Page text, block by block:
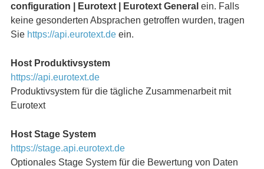
configuration | Eurotext | Eurotext General ein. Falls
keine gesonderten Absprachen getroffen wurden, tragen
Sie https://api.eurotext.deein.
Host Produktivsystem
https://api.eurotext.de
Produktivsystem für die tägliche Zusammenarbeit mit
Eurotext
Host Stage System
https://stage.api.eurotext.de
Optionales Stage System für die Bewertung von Daten